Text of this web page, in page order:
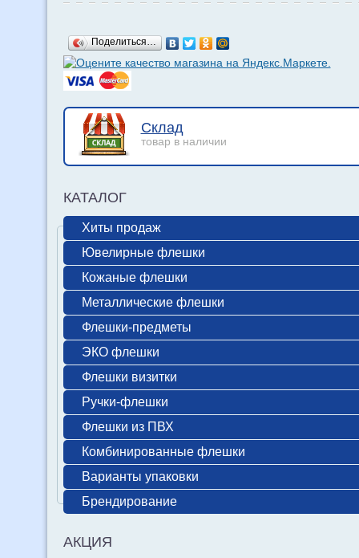
Поделиться…
Склад
товар в наличии
КАТАЛОГ
Хиты продаж
Ювелирные флешки
Кожаные флешки
Металлические флешки
Флешки-предметы
ЭКО флешки
Флешки визитки
Ручки-флешки
Флешки из ПВХ
Комбинированные флешки
Варианты упаковки
Брендирование
АКЦИЯ